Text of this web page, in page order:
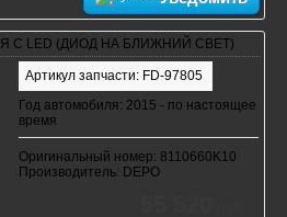
С LED (ДИОД НА БЛИЖНИЙ СВЕТ)
Артикул запчасти: FD-97805
Год автомобиля: 2015 - по настоящее
время
Оригинальный номер: 8110660K10
Производитель: DEPO